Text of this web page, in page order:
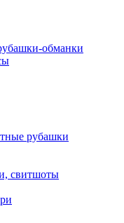
обманки
рубашки
свитшоты